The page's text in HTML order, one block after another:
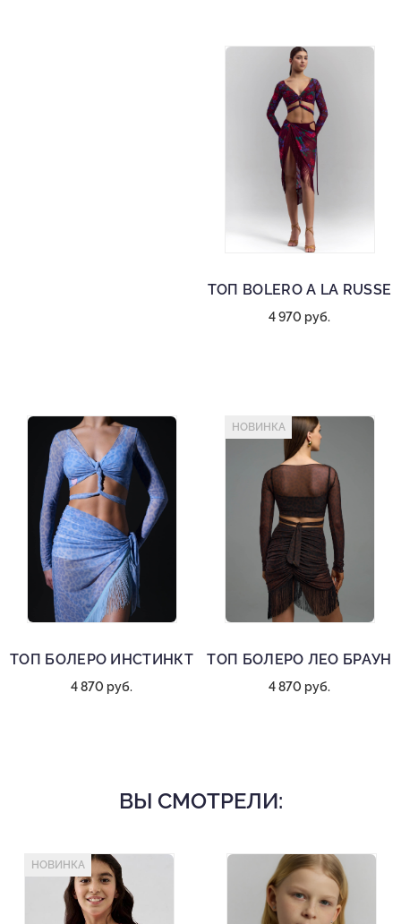
ТОП BOLERO A LA RUSSE
4 970 руб.
ТОП БОЛЕРО ИНСТИНКТ
4 870 руб.
НОВИНКА
ТОП БОЛЕРО ЛЕО БРАУН
4 870 руб.
ВЫ СМОТРЕЛИ:
НОВИНКА